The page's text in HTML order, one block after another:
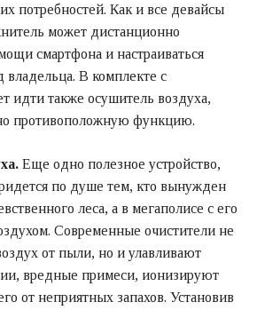
потребностей. Как и все девайсы
может дистанционно
смартфона и настраиваться
В комплекте с
идти также осушитель воздуха,
противоположную функцию.
Еще одно полезное устройство,
по душе тем, кто вынужден
леса, а в мегаполисе с его
Современные очистители не
от пыли, но и улавливают
вредные примеси, ионизируют
от неприятных запахов. Установив